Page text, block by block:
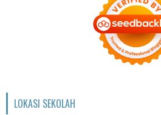
LOKASI SEKOLAH